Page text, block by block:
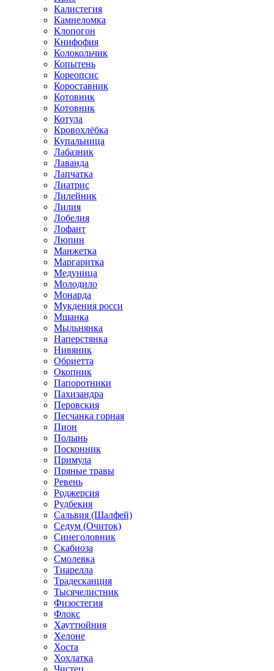
Калистегия
Камнеломка
Клопогон
Книфофия
Колокольчик
Копытень
Кореопсис
Короставник
Котовник
Котовник
Котула
Кровохлёбка
Купальница
Лабазник
Лаванда
Лапчатка
Лиатрис
Лилейник
Лилия
Лобелия
Лофант
Люпин
Манжетка
Маргаритка
Медуница
Молодило
Монарда
Мукдения росси
Мшанка
Мыльнянка
Наперстянка
Нивяник
Обриетта
Окопник
Папоротники
Пахизандра
Перовския
Песчанка горная
Пион
Полынь
Посконник
Примула
Пряные травы
Ревень
Роджерсия
Рудбекия
Сальвия (Шалфей)
Седум (Очиток)
Синеголовник
Скабиоза
Смолевка
Тиарелла
Традесканция
Тысячелистник
Физостегия
Флокс
Хауттюйния
Хелоне
Хоста
Хохлатка
Чистец